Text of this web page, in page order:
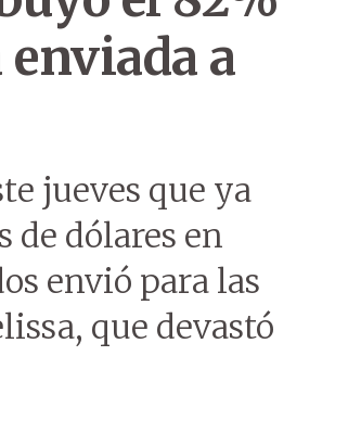
a
jueves que ya
dólares en
envió para las
que devastó